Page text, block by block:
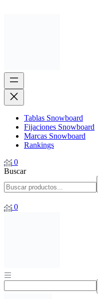
Tablas Snowboard
Fijaciones Snowboard
Marcas Snowboard
Rankings
0
Buscar
0